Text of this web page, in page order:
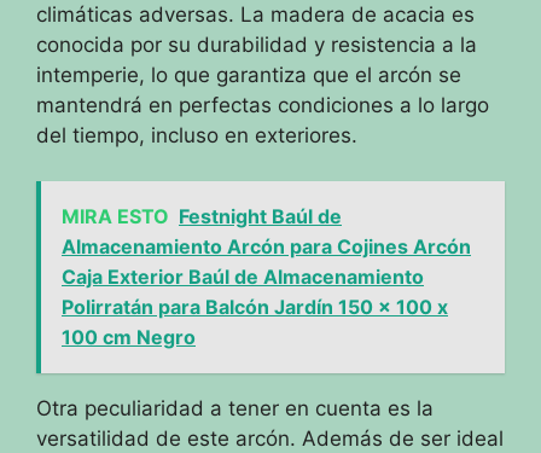
climáticas adversas. La madera de acacia es
conocida por su durabilidad y resistencia a la
intemperie, lo que garantiza que el arcón se
mantendrá en perfectas condiciones a lo largo
del tiempo, incluso en exteriores.
MIRA ESTO Festnight Baúl de
Almacenamiento Arcón para Cojines Arcón
Caja Exterior Baúl de Almacenamiento
Polirratán para Balcón Jardín 150 x 100 x
100 cm Negro
Otra peculiaridad a tener en cuenta es la
versatilidad de este arcón. Además de ser ideal